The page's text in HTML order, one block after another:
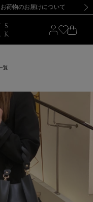
新規登録のお客様も対象！＜MY BARNEYS＞会員のお客様は11,000円（税込）以上のお買上げで常時送料無料！お買い物の際は会員登録を！
【夏季休業に伴う返品・交換承り一時停止のお知らせ】（2026.8.5）
荷物のお届けについて
内・ご注意事項 新規登録のお客様も対象！＜MY BARNEYS＞会員のお客様は11,000円（税込）以上のお買上げで常時送料無料！お買い物の際は会員登録を！
【夏季休業に伴う返品・交換承り一時停止のお知らせ】（2026.8.5）
覧